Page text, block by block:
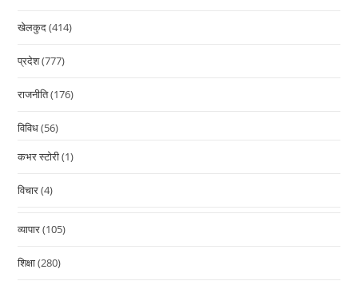
खेलकुद(414)
प्रदेश(777)
राजनीति(176)
विविध(56)
कभर स्टोरी(1)
विचार(4)
व्यापार(105)
शिक्षा(280)